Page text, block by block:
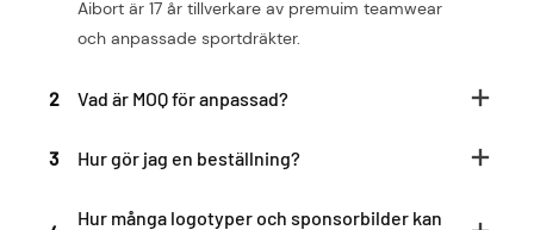
Aibort är 17 år tillverkare av premuim teamwear
och anpassade sportdräkter.
2 Vad är MOQ för anpassad?
3 Hur gör jag en beställning?
Hur många logotyper och sponsorbilder kan